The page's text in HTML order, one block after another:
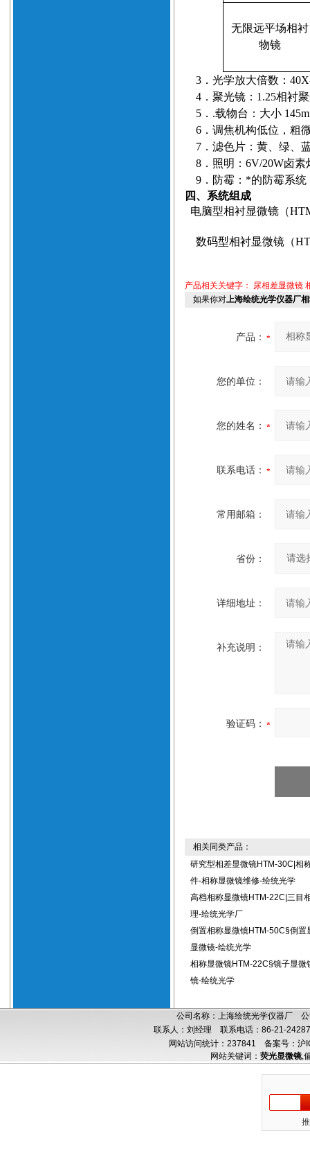
无限远平场相衬
物镜
3 ．光学放大倍数：
4 ．聚光镜： 1.25相衬
5 ． .载物台：大小
6 ．调焦机构低位，粗
7 ．滤色片：黄、绿、
8 ．照明： 6V/20W卤素
9 ．防霉：*的防霉系统
四、系统组成
电脑型相衬显微镜（
数码型相衬显微镜（
产品相关关键字： 尿相差显微镜
如果你对上海绘统光学仪器厂
产品：
您的单位：
您的姓名：
联系电话：
常用邮箱：
省份：
详细地址：
补充说明：
验证码：
相关同类产品：
研究型相差显微镜HTM-30C|相
件-相称显微镜维修-绘统光学
高档相称显微镜HTM-22C|三目
理-绘统光学厂
倒置相称显微镜HTM-50C§倒置
显微镜-绘统光学
相称显微镜HTM-22C§镜子显微
镜-绘统光学
公司名称：上海绘统光学仪器厂
联系人：刘经理 联系电话：86-21-
网站访问统计：237841 备案号：沪
网站关键词： 荧光显微镜,